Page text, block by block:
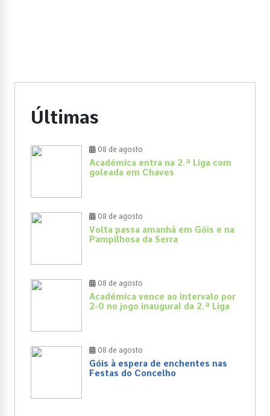
Últimas
08 de agosto
Académica entra na 2.ª Liga com
goleada em Chaves
08 de agosto
Volta passa amanhã em Góis e na
Pampilhosa da Serra
08 de agosto
Académica vence ao intervalo por
2-0 no jogo inaugural da 2.ª Liga
08 de agosto
Góis à espera de enchentes nas
Festas do Concelho